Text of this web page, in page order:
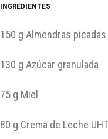
INGREDIENTES
150 g Almendras picadas
130 g Azúcar granulada
75 g Miel
80 g Crema de Leche